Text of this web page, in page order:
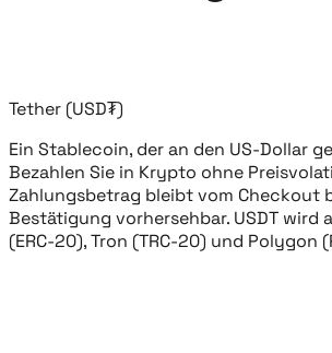
Tether (USD₮)
Ein Stablecoin, der an den US-Dollar
Bezahlen Sie in Krypto ohne
Zahlungsbetrag bleibt vom Checkout
Bestätigung vorhersehbar. USDT wird
(ERC-20), Tron (TRC-20) und Polygon